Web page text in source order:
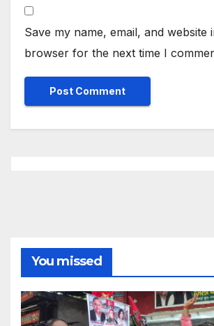
Save my name, email, and website
browser for the next time I
You missed